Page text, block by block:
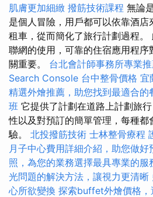
肌膚更加細緻 撥筋技術課程 無論
是個人冒險，用戶都可以依靠酒
租車，從而簡化了旅行計劃過程。
聯網的使用，可靠的住宿應用程序
關重要。 台北會計師事務所專業
Search Console 台中整骨價格 宜
精選外燴推薦，助您找到最適合的
班 它提供了計劃在道路上計劃旅
性以及對預訂的簡單管理，每種都
驗。 北投撥筋技術 士林整骨療程
月子中心費用詳細介紹，助您做好
照，為您的業務選擇最具專業的服
光問題的解決方法，讓視力更清晰
心所欲變換 探索buffet外燴價格，